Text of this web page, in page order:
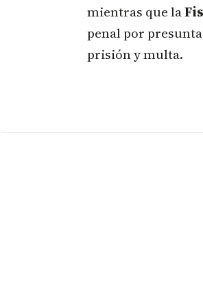
mientras que la
penal por
prisión y multa.